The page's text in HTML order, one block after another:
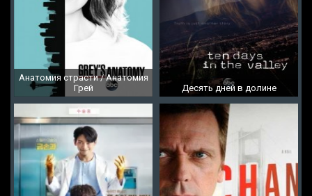
Анатомия страсти / Анатомия
Грей
Десять дней в долине